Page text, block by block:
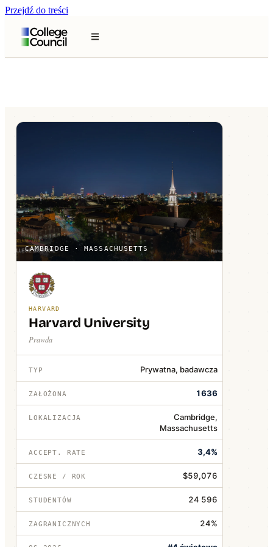
Przejdź do treści
CAMBRIDGE · MASSACHUSETTS
HARVARD
Harvard University
Prawda
TYP Prywatna, badawcza
ZAŁOŻONA 1636
LOKALIZACJA
Cambridge,
Massachusetts
ACCEPT. RATE 3,4%
CZESNE / ROK $59,076
STUDENTÓW 24 596
ZAGRANICZNYCH 24%